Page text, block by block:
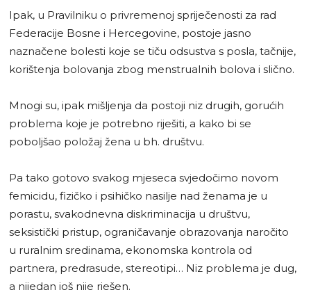
Ipak, u Pravilniku o privremenoj spriječenosti za rad
Federacije Bosne i Hercegovine, postoje jasno
naznačene bolesti koje se tiču odsustva s posla, tačnije,
korištenja bolovanja zbog menstrualnih bolova i slično.
Mnogi su, ipak mišljenja da postoji niz drugih, gorućih
problema koje je potrebno riješiti, a kako bi se
poboljšao položaj žena u bh. društvu.
Pa tako gotovo svakog mjeseca svjedočimo novom
femicidu, fizičko i psihičko nasilje nad ženama je u
porastu, svakodnevna diskriminacija u društvu,
seksistički pristup, ograničavanje obrazovanja naročito
u ruralnim sredinama, ekonomska kontrola od
partnera, predrasude, stereotipi… Niz problema je dug,
a nijedan još nije rješen.